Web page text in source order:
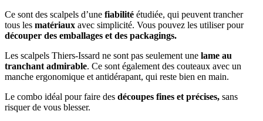
Ce sont des scalpels d’une fiabilité étudiée, qui peuvent trancher
tous les matériaux avec simplicité. Vous pouvez les utiliser pour
découper des emballages et des packagings.
Les scalpels Thiers-Issard ne sont pas seulement une lame au
tranchant admirable. Ce sont également des couteaux avec un
manche ergonomique et antidérapant, qui reste bien en main.
Le combo idéal pour faire des découpes fines et précises, sans
risquer de vous blesser.